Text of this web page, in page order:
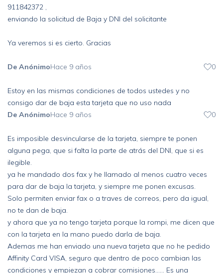
911842372 ,
enviando la solicitud de Baja y DNI del solicitante
Ya veremos si es cierto. Gracias
De AnónimoHace 9 años 0
Estoy en las mismas condiciones de todos ustedes y no
consigo dar de baja esta tarjeta que no uso nada
De AnónimoHace 9 años 0
Es imposible desvincularse de la tarjeta, siempre te ponen
alguna pega, que si falta la parte de atrás del DNI, que si es
ilegible.
ya he mandado dos fax y he llamado al menos cuatro veces
para dar de baja la tarjeta, y siempre me ponen excusas.
Solo permiten enviar fax o a traves de correos, pero da igual,
no te dan de baja.
y ahora que ya no tengo tarjeta porque la rompi, me dicen que
con la tarjeta en la mano puedo darla de baja.
Ademas me han enviado una nueva tarjeta que no he pedido
Affinity Card VISA, seguro que dentro de poco cambian las
condiciones y empiezan a cobrar comisiones...... Es una